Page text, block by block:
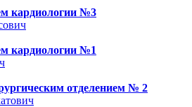
кардиологии №3
кардиологии №1
отделением № 2